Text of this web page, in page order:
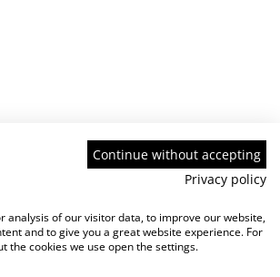
Continue without accepting
Privacy policy
analysis of our visitor data, to improve our website,
and to give you a great website experience. For
the cookies we use open the settings.